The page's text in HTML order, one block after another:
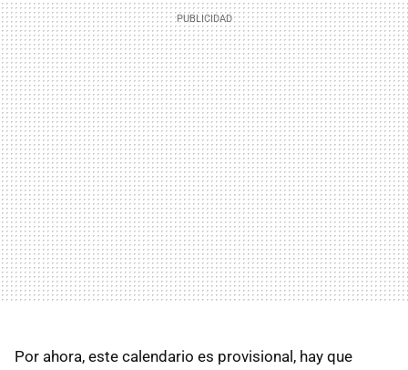
Por ahora, este calendario es provisional, hay que